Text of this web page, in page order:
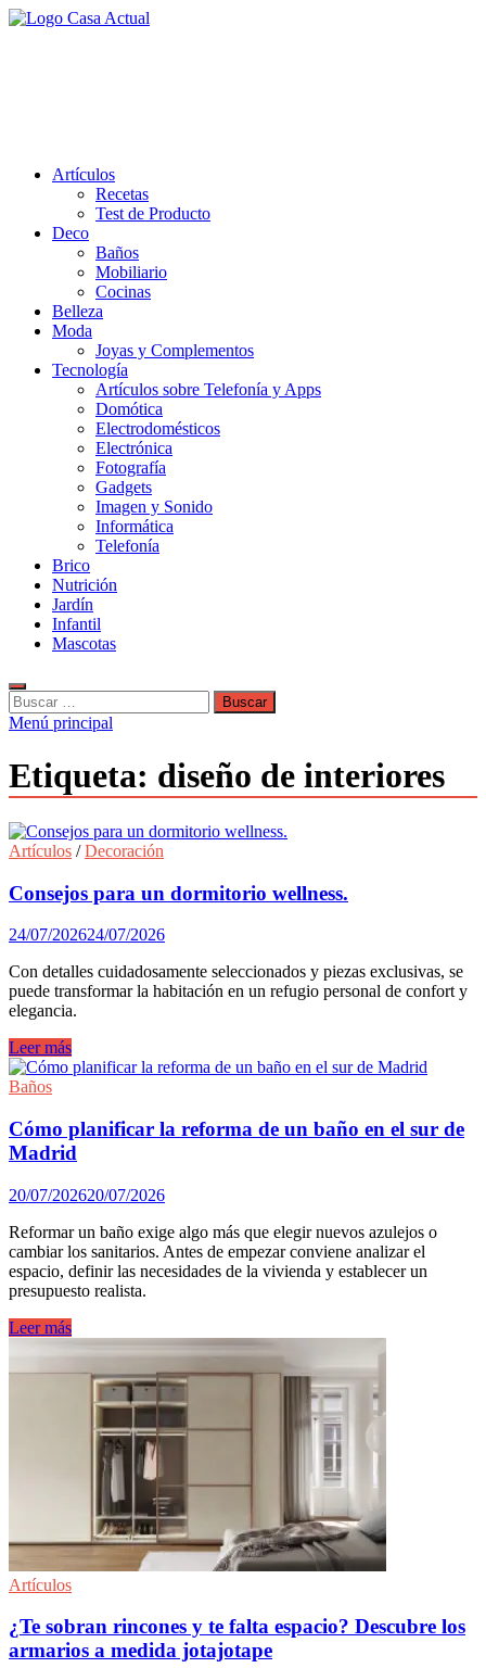
Saltar
Artículos
Recetas
Test de Producto
Deco
Baños
Mobiliario
Cocinas
Belleza
Moda
Joyas y Complementos
Tecnología
Artículos sobre Telefonía y Apps
Domótica
Electrodomésticos
Electrónica
Fotografía
Gadgets
Imagen y Sonido
Informática
Telefonía
Brico
Nutrición
Jardín
Infantil
Mascotas
Buscar:
Menú principal
Etiqueta: diseño de interiores
Artículos /Decoración
Consejos para un dormitorio wellness.
24/07/202624/07/2026
Con detalles cuidadosamente seleccionados y piezas exclusivas, se
puede transformar la habitación en un refugio personal de confort y
elegancia.
Consejos
para
un
wellness.
Leer más
Baños
Cómo planificar la reforma de un baño en el sur de
Madrid
20/07/202620/07/2026
Reformar un baño exige algo más que elegir nuevos azulejos o
cambiar los sanitarios. Antes de empezar conviene analizar el
espacio, definir las necesidades de la vivienda y establecer un
presupuesto realista.
Cómo
Madrid
Leer más
Artículos
¿Te sobran rincones y te falta espacio? Descubre los
armarios a medida jotajotape